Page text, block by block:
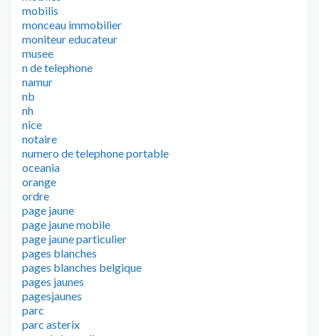
mobilis
monceau immobilier
moniteur educateur
musee
n de telephone
namur
nb
nh
nice
notaire
numero de telephone portable
oceania
orange
ordre
page jaune
page jaune mobile
page jaune particulier
pages blanches
pages blanches belgique
pages jaunes
pagesjaunes
parc
parc asterix